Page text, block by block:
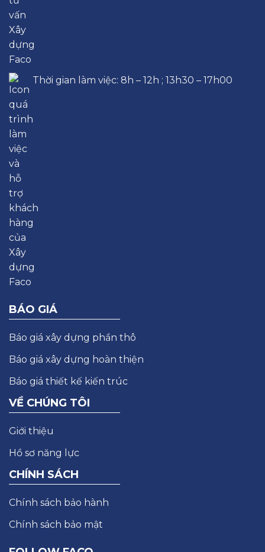
Thời gian làm việc: 8h – 12h ; 13h30 – 17h00
BÁO GIÁ
Báo giá xây dựng phần thô
Báo giá xây dựng hoàn thiện
Báo giá thiết kế kiến trúc
VỀ CHÚNG TÔI
Giới thiệu
Hồ sơ năng lực
CHÍNH SÁCH
Chính sách bảo hành
Chính sách bảo mật